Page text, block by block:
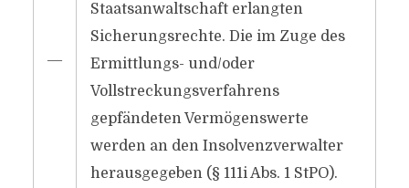
―
Staatsanwaltschaft erlangten
Sicherungsrechte. Die im Zuge des
Ermittlungs- und/oder
Vollstreckungsverfahrens
gepfändeten Vermögenswerte
werden an den Insolvenzverwalter
herausgegeben (§ 111i Abs. 1 StPO).